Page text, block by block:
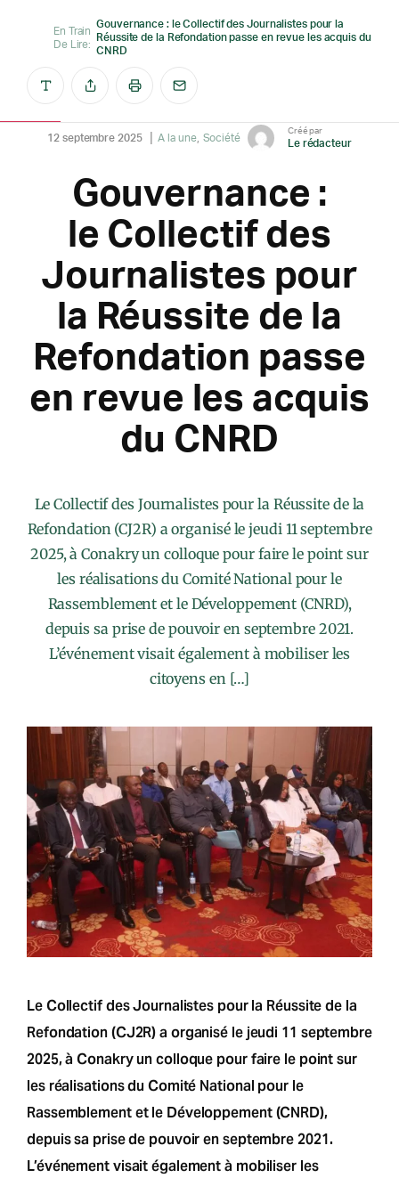
En Train
De Lire:
Gouvernance : le Collectif des Journalistes pour la
Réussite de la Refondation passe en revue les acquis du
CNRD
12 septembre 2025 A la une Société
Créé par
Le rédacteur
Gouvernance :
le Collectif des
Journalistes pour
la Réussite de la
Refondation passe
en revue les acquis
du CNRD
Le Collectif des Journalistes pour la Réussite de la
Refondation (CJ2R) a organisé le jeudi 11 septembre
2025, à Conakry un colloque pour faire le point sur
les réalisations du Comité National pour le
Rassemblement et le Développement (CNRD),
depuis sa prise de pouvoir en septembre 2021.
L’événement visait également à mobiliser les
citoyens en […]
Le Collectif des Journalistes pour la Réussite de la
Refondation (CJ2R) a organisé le jeudi 11 septembre
2025, à Conakry un colloque pour faire le point sur
les réalisations du Comité National pour le
Rassemblement et le Développement (CNRD),
depuis sa prise de pouvoir en septembre 2021.
L’événement visait également à mobiliser les